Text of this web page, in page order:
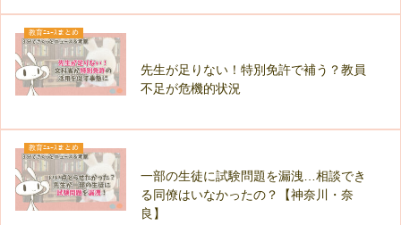
教育ﾆｭｰｽまとめ
先生が足りない！特別免許で補う？教員
不足が危機的状況
教育ﾆｭｰｽまとめ
一部の生徒に試験問題を漏洩…相談でき
る同僚はいなかったの？【神奈川・奈
良】